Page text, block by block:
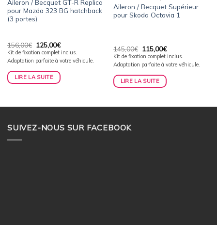
Aileron / Becquet GT-R Replica
pour Mazda 323 BG hatchback
(3 portes)
156,00€ Le
prix
initial
était :
156,00€.
125,00€Le
prix
actuel
est :
Kit de fixation complet inclus.
Adaptation parfaite à votre véhicule.
LIRE LA SUITE
Aileron / Becquet Supérieur
pour Skoda Octavia 1
145,00€ Le
prix
initial
était :
145,00€.
115,00€Le
prix
actuel
est :
Kit de fixation complet inclus.
Adaptation parfaite à votre véhicule.
LIRE LA SUITE
SUIVEZ-NOUS SUR FACEBOOK